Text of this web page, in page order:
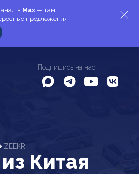
в Max — там
предложения
Подпишись на нас
ZEEKR
из Китая